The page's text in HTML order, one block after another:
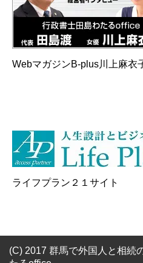
WebマガジンB-plus川上麻衣
ライフプラン２１サイト
(C) 2017 群馬で外国人と相続